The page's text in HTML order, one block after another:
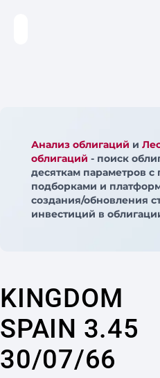
Анализ облигаций и
облигаций - поиск
десяткам параметров с
подборками и
создания/обновления
инвестиций в
KINGDOM
SPAIN 3.45
30/07/66